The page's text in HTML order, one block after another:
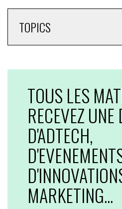
TOPICS
TOUS LES
RECEVEZ UNE
D'ADTECH,
MARKETING...